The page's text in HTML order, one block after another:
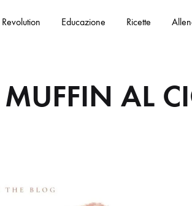
Educazione Ricette
MUFFIN AL